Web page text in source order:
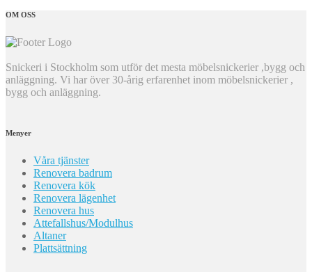
OM OSS
Snickeri i Stockholm som utför det mesta möbelsnickerier ,bygg och
anläggning. Vi har över 30-årig erfarenhet inom möbelsnickerier ,
bygg och anläggning.
Menyer
Våra tjänster
Renovera badrum
Renovera kök
Renovera lägenhet
Renovera hus
Attefallshus/Modulhus
Altaner
Plattsättning